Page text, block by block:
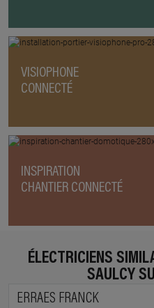
VISIOPHONE
CONNECTÉ
INSPIRATION
CHANTIER CONNECTÉ
ÉLECTRICIENS
SAULCY
ERRAES FRANCK